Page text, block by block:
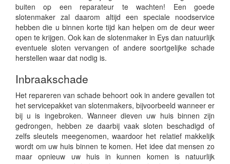
buiten op een reparateur te wachten! Een goede
slotenmaker zal daarom altijd een speciale noodservice
hebben die u binnen korte tijd kan helpen om de deur weer
open te krijgen. Ook kan de slotenmaker in Eys dan natuurlijk
eventuele sloten vervangen of andere soortgelijke schade
herstellen waar dat nodig is.
Inbraakschade
Het repareren van schade behoort ook in andere gevallen tot
het servicepakket van slotenmakers, bijvoorbeeld wanneer er
bij u is ingebroken. Wanneer dieven uw huis binnen zijn
gedrongen, hebben ze daarbij vaak sloten beschadigd of
zelfs sleutels meegenomen, waardoor het relatief makkelijk
wordt om uw huis binnen te komen. Het idee dat mensen zo
maar opnieuw uw huis in kunnen komen is natuurlijk